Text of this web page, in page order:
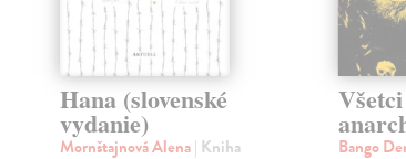
Hana (slovenské
vydanie)
Mornštajnová Alena| Kniha
Bango